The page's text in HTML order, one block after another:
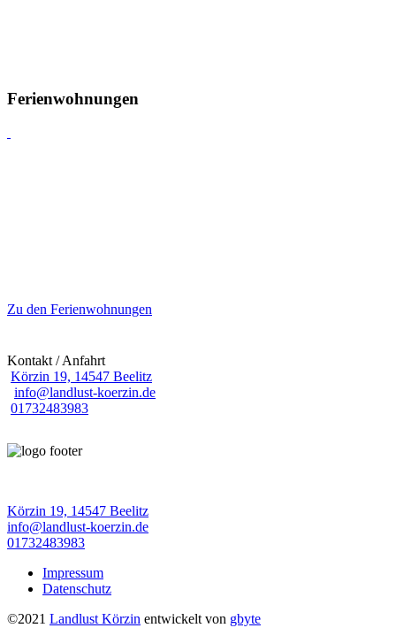
Ferienwohnungen
Zu den Ferienwohnungen
Kontakt / Anfahrt
Körzin 19, 14547 Beelitz
info@landlust-koerzin.de
01732483983
Körzin 19, 14547 Beelitz
info@landlust-koerzin.de
01732483983
Impressum
Datenschutz
©2021 Landlust Körzin entwickelt von gbyte